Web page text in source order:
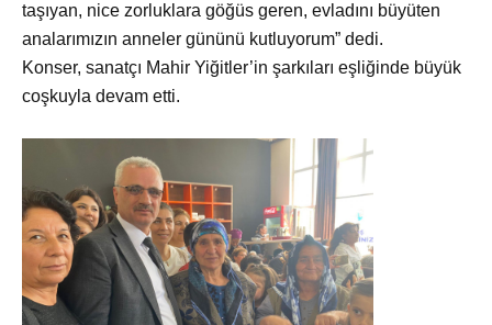
taşıyan, nice zorluklara göğüs geren, evladını büyüten
analarımızın anneler gününü kutluyorum” dedi.
Konser, sanatçı Mahir Yiğitler’in şarkıları eşliğinde büyük
coşkuyla devam etti.